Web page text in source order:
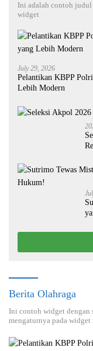
Ini adalah contoh judul
widget
July 29, 2026
Pelantikan KBPP
Lebih Modern
Berita Olahraga
Ini contoh widget dengan
mengaturnya pada